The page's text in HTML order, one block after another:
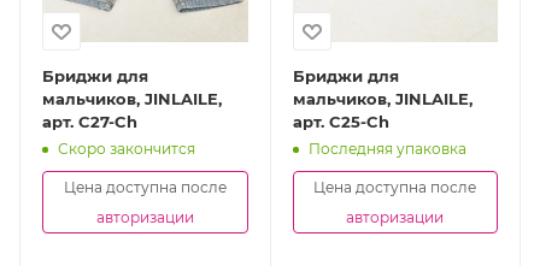
Бриджи для
мальчиков, JINLAILE,
арт. C27-Ch
Скоро закончится
Цена доступна после
авторизации
Бриджи для
мальчиков, JINLAILE,
арт. C25-Ch
Последняя упаковка
Цена доступна после
авторизации